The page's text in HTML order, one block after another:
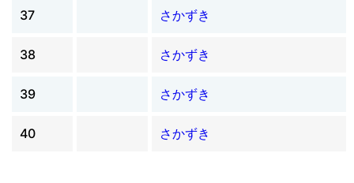
37 さかずき
38 さかずき
39 さかずき
40 さかずき